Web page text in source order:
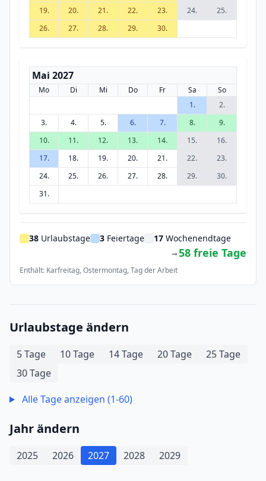
19. 20. 21. 22. 23. 24.
25.
26.
27. 28. 29. 30.
Mai 2027
Mo Di Mi Do Fr Sa
So
1.
2.
3.
4. 5. 6. 7. 8.
9.
10.
11. 12. 13. 14. 15.
16.
17.
18. 19. 20. 21. 22.
23.
24.
25. 26. 27. 28. 29.
30.
31.
38 Urlaubstage 3 Feiertage 17 Wochenendtage
→58 freie Tage
Enthält: Karfreitag, Ostermontag, Tag der Arbeit
Urlaubstage ändern
5 Tage 10 Tage 14 Tage 20 Tage
25 Tage
30 Tage
Alle Tage anzeigen (1-60)
Jahr ändern
2025 2026 2027 2028 2029